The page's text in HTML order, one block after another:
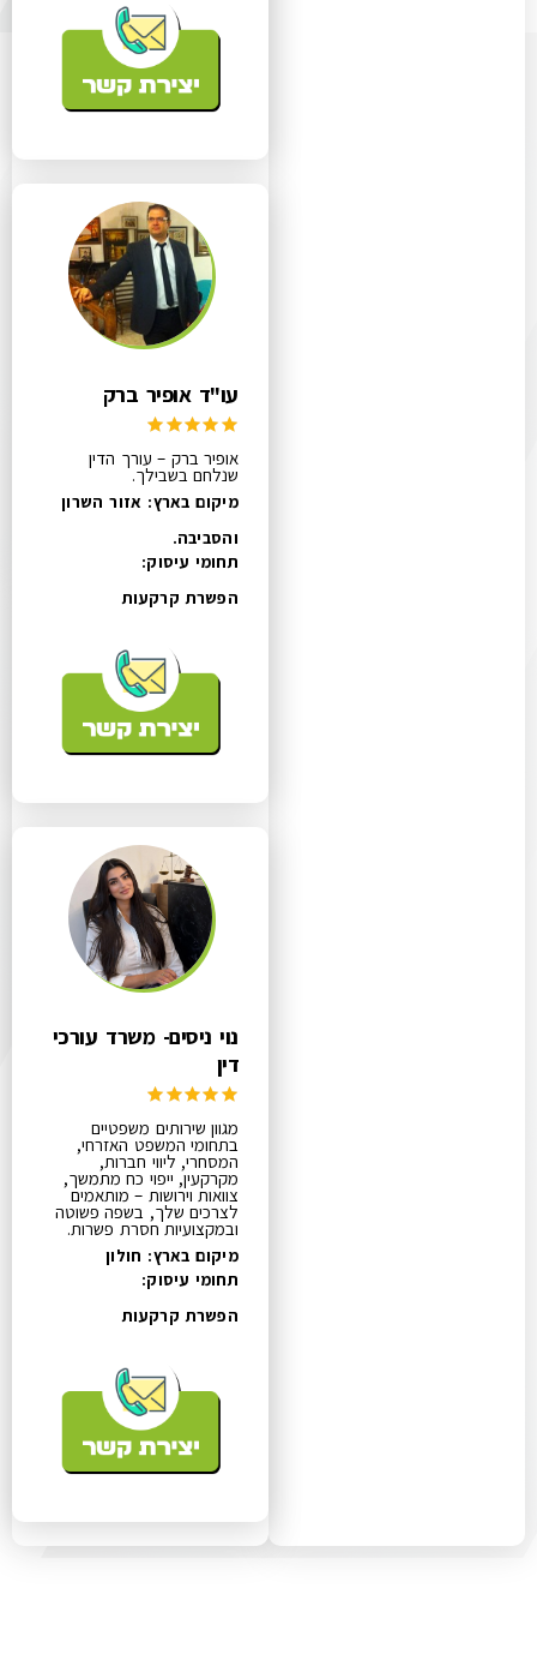
עו"ד אופיר ברק
אופיר ברק – עורך הדין
שנלחם בשבילך.
מיקום בארץ: אזור השרון
והסביבה.
תחומי עיסוק:
הפשרת קרקעות
נוי ניסים- משרד עורכי
דין
מגוון שירותים משפטיים
בתחומי המשפט האזרחי,
המסחרי, ליווי חברות,
מקרקעין, ייפוי כח מתמשך,
צוואות וירושות – מותאמים
לצרכים שלך, בשפה פשוטה
ובמקצועיות חסרת פשרות.
מיקום בארץ: חולון
תחומי עיסוק:
הפשרת קרקעות